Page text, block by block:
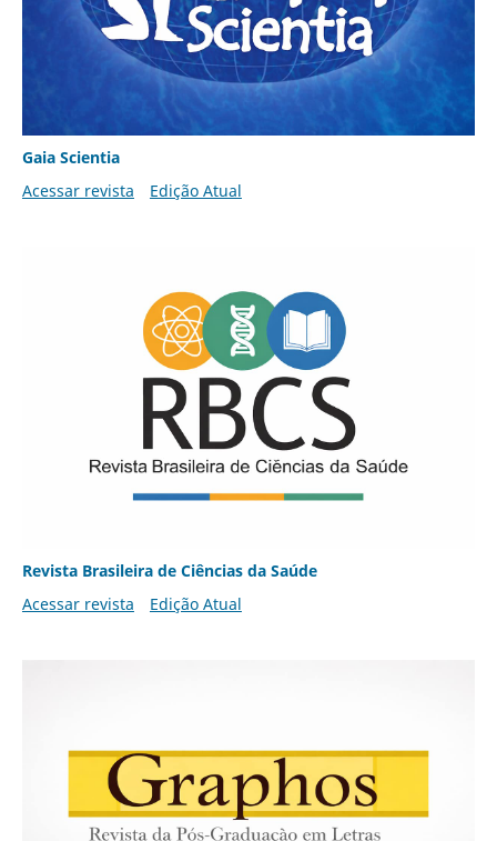
Gaia Scientia
Acessar revista
Edição Atual
Revista Brasileira de Ciências da Saúde
Acessar revista
Edição Atual